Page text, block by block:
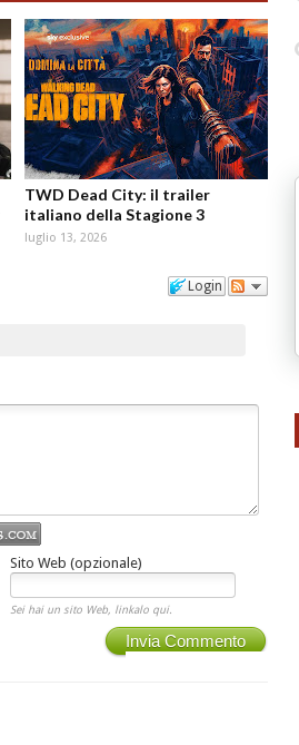
TWD Dead City: il trailer
italiano della Stagione 3
luglio 13, 2026
Login
Sito Web (opzionale)
Sei hai un sito Web, linkalo qui.
Invia Commento